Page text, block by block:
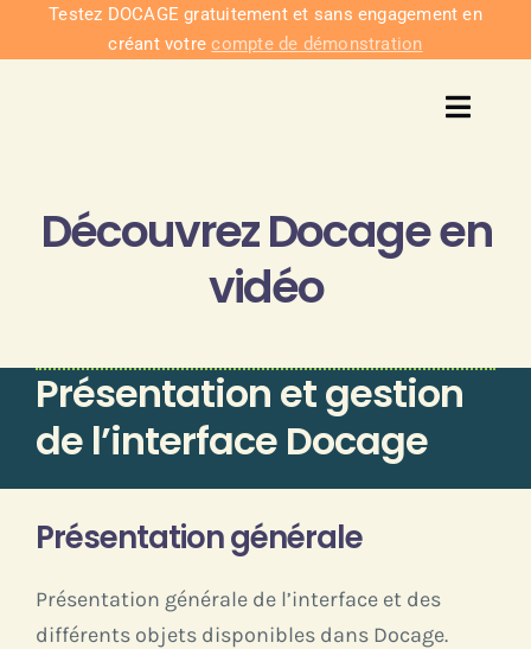
PasserTestez DOCAGE gratuitement et sans engagement en
créant votrecompte de démonstration
Tarifs
Découvrez Docage en
vidéo
Présentation et gestion
de l’interface Docage
Présentation générale
Présentation générale de l’interface et des
différents objets disponibles dans Docage.